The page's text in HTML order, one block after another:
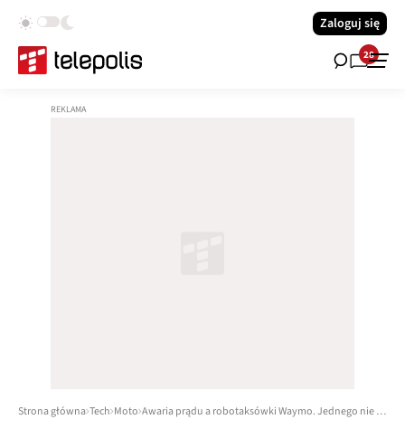
Zaloguj się
28
Strona główna Tech Moto Awaria prądu a robotaksówki Waymo. Jednego nie przewidziano